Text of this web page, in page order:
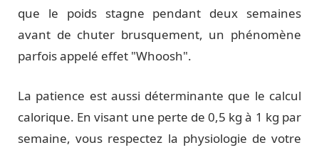
que le poids stagne pendant deux semaines
avant de chuter brusquement, un phénomène
parfois appelé effet "Whoosh".
La patience est aussi déterminante que le calcul
calorique. En visant une perte de 0,5 kg à 1 kg par
semaine, vous respectez la physiologie de votre